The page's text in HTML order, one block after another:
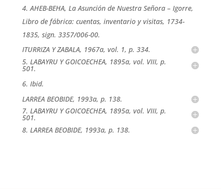
4. AHEB-BEHA, La Asunción de Nuestra Señora – Igorre,
Libro de fábrica: cuentas, inventario y visitas, 1734-
1835, sign. 3357/006-00.
ITURRIZA Y ZABALA, 1967a, vol. 1, p. 334.
5. LABAYRU Y GOICOECHEA, 1895a, vol. VIII, p.
501.
6. Ibid.
LARREA BEOBIDE, 1993a, p. 138.
7. LABAYRU Y GOICOECHEA, 1895a, vol. VIII, p.
501.
8. LARREA BEOBIDE, 1993a, p. 138.